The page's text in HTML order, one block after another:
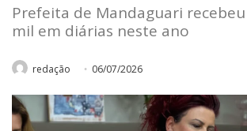
Prefeita de Mandaguari recebeu
mil em diárias neste ano
redação 06/07/2026